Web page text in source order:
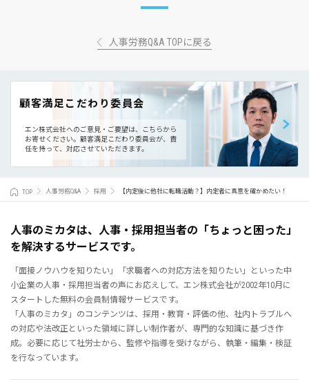
人事労務Q&A TOPに戻る
顧客満足こだわり委員会
エン株式会社へのご意見・ご要望は、こちらから
お寄せください。 顧客満足こだわり委員会が、責
任を持って、対応させていただきます。
TOP 人事労務Q&A 採用 【内定後に他社に転職活動？】内定者に真意を確かめたい！
人事のミカタは、人事・採用担当者の「ちょっと困った」
を解決するサービスです。
「面接ノウハウを知りたい」「求職者への対応方法を知りたい」といった中
小企業の人事・採用担当者の声にお応えして、エン株式会社が2002年10月に
スタートした無料の会員制情報サービスです。
「人事のミカタ」のコンテンツは、採用・教育・評価の他、社内トラブルへ
の対応や法改正といった領域に詳しい制作者が、専門的な知識に基づき作
成。必要に応じて社労士から、監修や指導を受けながら、執筆・編集・検証
を行なっています。